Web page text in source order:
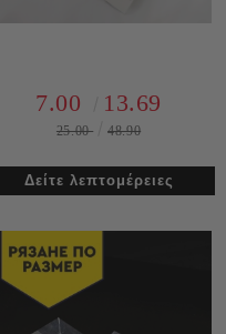
7.00 13.69
25.00 48.90
Δείτε λεπτομέρειες